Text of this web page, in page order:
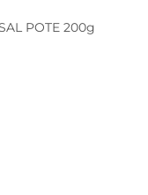
POTE 200g